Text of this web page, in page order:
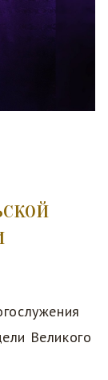
Великого